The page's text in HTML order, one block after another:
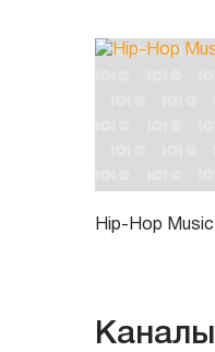
Hip-Hop Music
Каналы